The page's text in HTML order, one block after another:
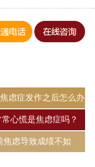
焦虑症发作之后怎么办
常心慌是焦虑症吗？
焦虑导致成绩不如